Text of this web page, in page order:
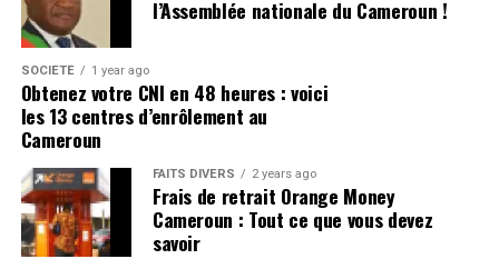
l’Assemblée nationale du Cameroun !
SOCIÉTÉ 1 year ago
Obtenez votre CNI en 48 heures : voici
les 13 centres d’enrôlement au
Cameroun
FAITS DIVERS 2 years ago
Frais de retrait Orange Money
Cameroun : Tout ce que vous devez
savoir